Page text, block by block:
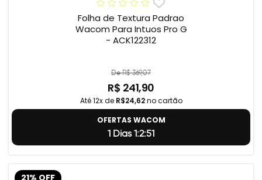
Folha de Textura Padrao
Wacom Para Intuos Pro G
- ACK122312
De R$ 369,07
R$ 241,90
Até 12x de R$24,62no cartão
OFERTAS WACOM
1 Dias 1:2:50
21% OFF